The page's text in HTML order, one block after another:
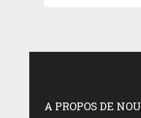
A PROPOS DE